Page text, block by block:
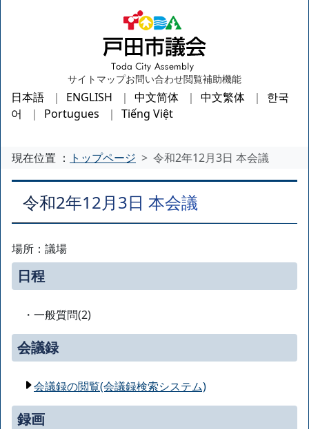
サイトマップお問い合わせ閲覧補助機能
日本語 ENGLISH 中文简体 中文繁体
한국
어
Portugues Tiếng Việt
現在位置 ： トップページ 令和2年12月3日 本会議
令和2年12月3日 本会議
場所：議場
日程
・一般質問(2)
会議録
会議録の閲覧(会議録検索システム)
録画